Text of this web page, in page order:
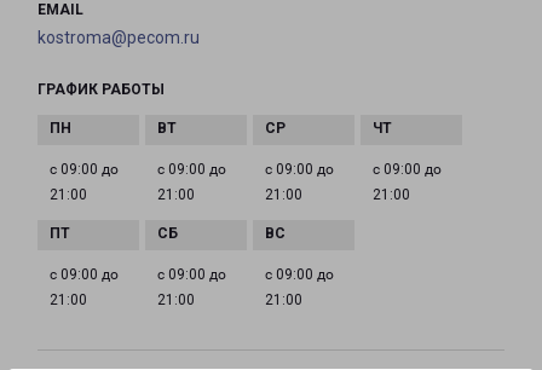
EMAIL
kostroma@pecom.ru
ГРАФИК РАБОТЫ
с 09:00 до
21:00
с 09:00 до
21:00
с 09:00 до
21:00
с 09:00 до
21:00
с 09:00 до
21:00
с 09:00 до
21:00
с 09:00 до
21:00